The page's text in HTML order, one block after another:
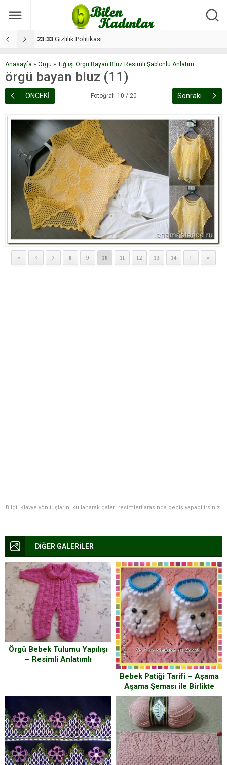
17:08 Dilan, düğününe 5 gün kala hayatını kaybetti
Anasayfa » Örgü » Tığ işi Örgü Bayan Bluz Resimli Şablonlu Anlatım
örgü bayan bluz (11)
ÖNCEKİ Fotoğraf: 10 / 20 Sonraki
« < 7 8 9 10 11 12 13 14 > »
Bilgi: Klavye yön tuşlarını kullanarak galeri resimleri arasında geçiş yapabilirsiniz.
DİĞER GALERİLER
Örgü Bebek Tulumu Yapılışı
– Resimli Anlatımlı
Bebek Patiği Tarifi – Aşama
Aşama Şeması ile Birlikte